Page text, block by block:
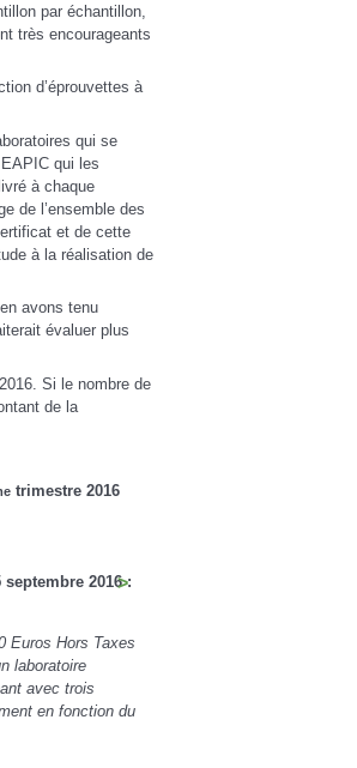
par échantillon,
très encourageants
d’éprouvettes à
qui se
qui les
à chaque
de l’ensemble des
et de cette
à la réalisation de
avons tenu
évaluer plus
Si le nombre de
de la
trimestre 2016
2016 :
Euros Hors Taxes
laboratoire
avec trois
en fonction du